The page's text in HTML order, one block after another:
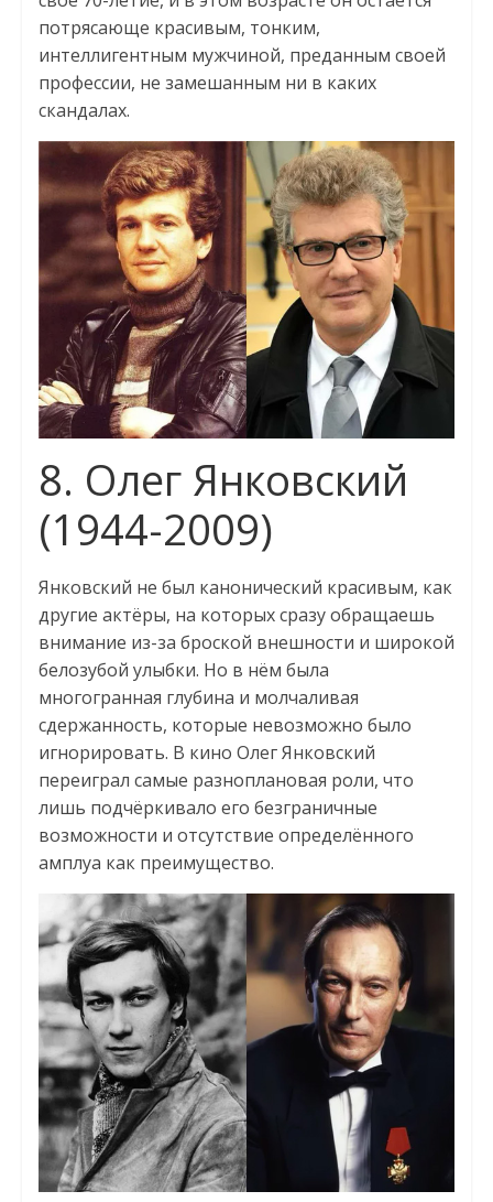
потрясающе красивым, тонким,
интеллигентным мужчиной, преданным своей
профессии, не замешанным ни в каких
скандалах.
8. Олег Янковский
(1944-2009)
Янковский не был канонический красивым, как
другие актёры, на которых сразу обращаешь
внимание из-за броской внешности и широкой
белозубой улыбки. Но в нём была
многогранная глубина и молчаливая
сдержанность, которые невозможно было
игнорировать. В кино Олег Янковский
переиграл самые разноплановая роли, что
лишь подчёркивало его безграничные
возможности и отсутствие определённого
амплуа как преимущество.